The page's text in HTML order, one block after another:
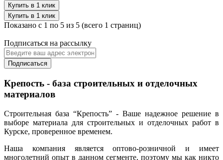
Купить в 1 клик
Купить в 1 клик
Показано с 1 по 5 из 5 (всего 1 страниц)
Подписаться на рассылку
Подписаться
Крепость - база строительных и отделочных
материалов
Строительная база “Крепость” - Ваше надежное решение в
выборе материала для строительных и отделочных работ в
Курске, проверенное временем.
Наша компания является оптово-розничной и имеет
многолетний опыт в данном сегменте, поэтому мы как никто